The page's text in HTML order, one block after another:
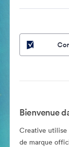
Bienvenue
Creative utilise
de marque